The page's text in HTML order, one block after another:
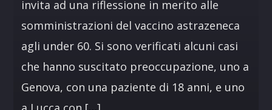
invita ad una riflessione in merito alle
somministrazioni del vaccino astrazeneca
agli under 60. Si sono verificati alcuni casi
che hanno suscitato preoccupazione, uno a
Genova, con una paziente di 18 anni, e uno